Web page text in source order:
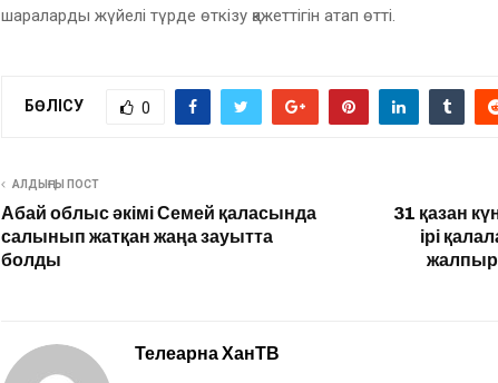
шараларды жүйелі түрде өткізу қажеттігін атап өтті.
БӨЛІСУ 0
АЛДЫҢҒЫ ПОСТ
Абай облыс әкімі Семей қаласында
салынып жатқан жаңа зауытта
болды
31 қазан
ірі
Телеарна ХанТВ